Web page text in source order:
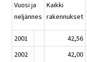
Vuosi ja
neljännes
Kaikki
rakennukset
2001
42,56
2002
42,00